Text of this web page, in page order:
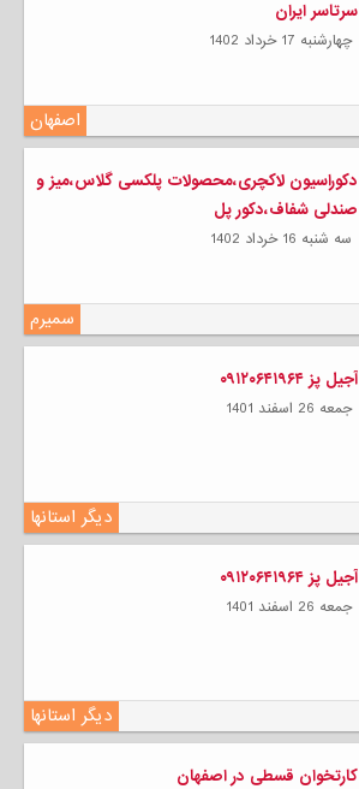
سرتاسر ایران
چهارشنبه 17 خرداد 1402
اصفهان
دکوراسیون لاکچری،محصولات پلکسی گلاس،میز و
صندلی شفاف،دکور پل
سه شنبه 16 خرداد 1402
سمیرم
آجیل پز ۰۹۱۲۰۶۴۱۹۶۴
جمعه 26 اسفند 1401
دیگر استانها
آجیل پز ۰۹۱۲۰۶۴۱۹۶۴
جمعه 26 اسفند 1401
دیگر استانها
کارتخوان قسطی در اصفهان